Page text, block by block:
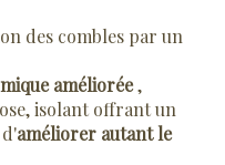
des combles par un
améliorée,
isolant offrant un
améliorer autant le